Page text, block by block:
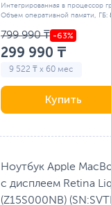
Интегрированная в процессор
Объем оперативной памяти, ГБ:
799 990 ₸
299 990 ₸
9 522 ₸ x 60 мес
Купить
Ноутбук Apple
с дисплеем Retina
(Z15S000NB)